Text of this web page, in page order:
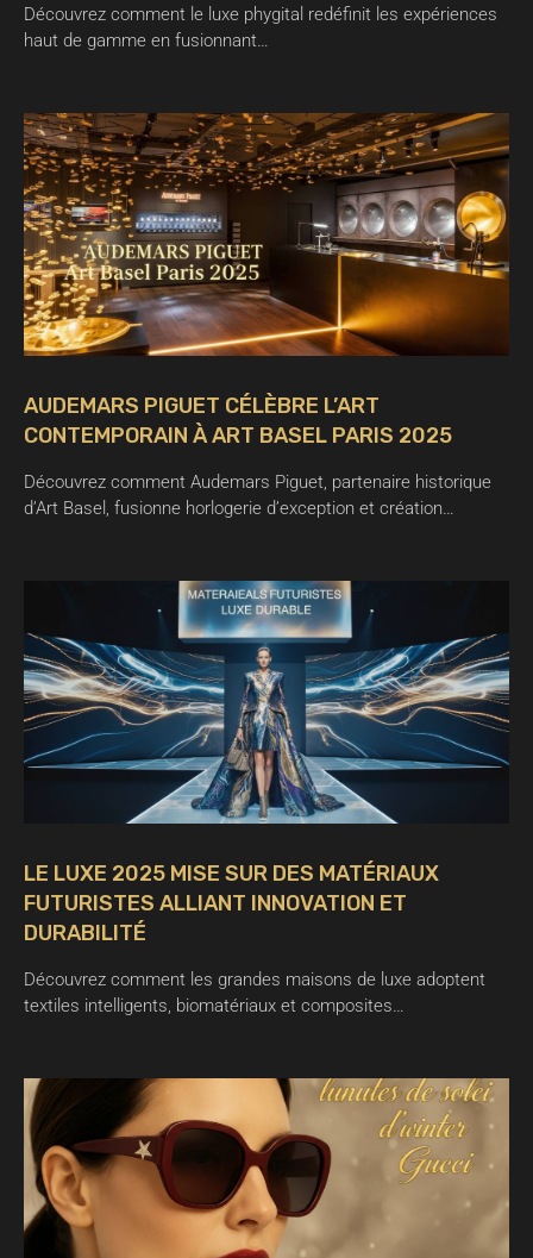
Découvrez comment le luxe phygital redéfinit les expériences
haut de gamme en fusionnant…
AUDEMARS PIGUET CÉLÈBRE L’ART
CONTEMPORAIN À ART BASEL PARIS 2025
Découvrez comment Audemars Piguet, partenaire historique
d’Art Basel, fusionne horlogerie d’exception et création…
LE LUXE 2025 MISE SUR DES MATÉRIAUX
FUTURISTES ALLIANT INNOVATION ET
DURABILITÉ
Découvrez comment les grandes maisons de luxe adoptent
textiles intelligents, biomatériaux et composites…